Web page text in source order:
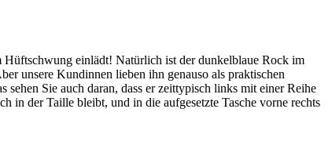
einlädt! Natürlich ist der dunkelblaue Rock im
unsere Kundinnen lieben ihn genauso als praktischen
Sie auch daran, dass er zeittypisch links mit einer Reihe
in der Taille bleibt, und in die aufgesetzte Tasche vorne rechts